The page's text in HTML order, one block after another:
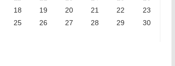
18 19 20 21 22
23
25 26 27 28 29
30